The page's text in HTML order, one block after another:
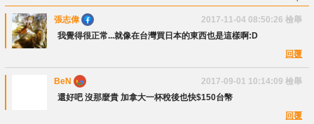
張志偉 2017-11-04 08:50:26 檢舉
我覺得很正常...就像在台灣買日本的東西也是這樣啊:D
回覆
BeN 2017-09-01 10:14:09 檢舉
還好吧 沒那麼貴 加拿大一杯稅後也快$150台幣
回覆